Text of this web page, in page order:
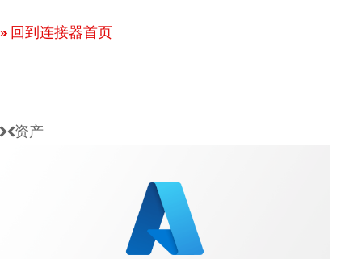
回到连接器首页
资产
Microsoft